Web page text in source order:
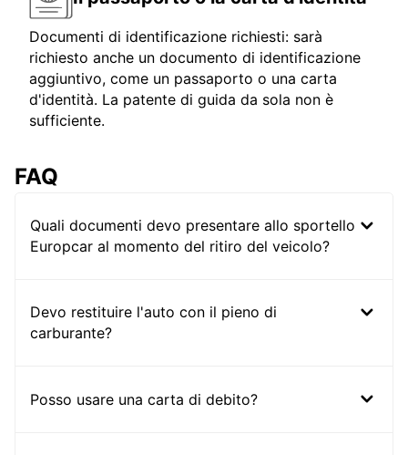
Documenti di identificazione richiesti: sarà
richiesto anche un documento di identificazione
aggiuntivo, come un passaporto o una carta
d'identità. La patente di guida da sola non è
sufficiente.
FAQ
Quali documenti devo presentare allo sportello
Europcar al momento del ritiro del veicolo?
Devo restituire l'auto con il pieno di
carburante?
Posso usare una carta di debito?